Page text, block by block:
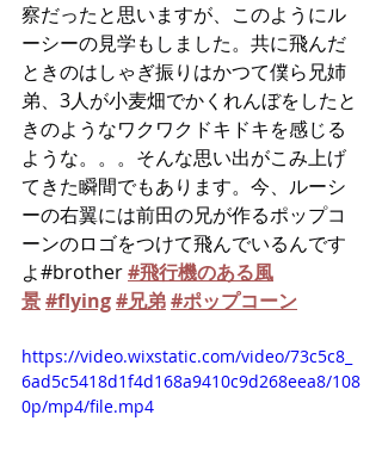
察だったと思いますが、このようにル
ーシーの見学もしました。共に飛んだ
ときのはしゃぎ振りはかつて僕ら兄姉
弟、3人が小麦畑でかくれんぼをしたと
きのようなワクワクドキドキを感じる
ような。。。そんな思い出がこみ上げ
てきた瞬間でもあります。今、ルーシ
ーの右翼には前田の兄が作るポップコ
ーンのロゴをつけて飛んでいるんです
よ#brother #飛行機のある風
景#flying#兄弟#ポップコーン
https://video.wixstatic.com/video/73c5c8_
6ad5c5418d1f4d168a9410c9d268eea8/108
0p/mp4/file.mp4